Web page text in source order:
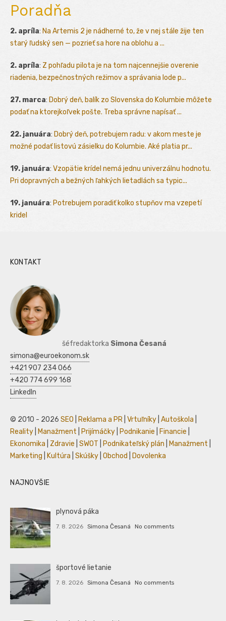
Poradňa
2. apríla: Na Artemis 2 je nádherné to, že v nej stále žije ten
starý ľudský sen — pozrieť sa hore na oblohu a ...
2. apríla: Z pohľadu pilota je na tom najcennejšie overenie
riadenia, bezpečnostných režimov a správania lode p...
27. marca: Dobrý deň, balík zo Slovenska do Kolumbie môžete
podať na ktorejkoľvek pošte. Treba správne napísať ...
22. januára: Dobrý deň, potrebujem radu: v akom meste je
možné podať listovú zásielku do Kolumbie. Aké platia pr...
19. januára: Vzopätie krídel nemá jednu univerzálnu hodnotu.
Pri dopravných a bežných ľahkých lietadlách sa typic...
19. januára: Potrebujem poradiť kolko stupňov ma vzepetí
kridel
KONTAKT
šéfredaktorka Simona Česaná
simona@euroekonom.sk
+421 907 234 066
+420 774 699 168
LinkedIn
© 2010 - 2026 SEO Reklama a PR Vrtuľníky Autoškola
Reality
Manažment Prijímáčky Podnikanie Financie
Ekonomika
Zdravie SWOT Podnikateľský plán Manažment
Marketing
Kultúra Skúšky Obchod Dovolenka
NAJNOVŠIE
plynová páka
7. 8. 2026 Simona Česaná No comments
športové lietanie
7. 8. 2026 Simona Česaná No comments